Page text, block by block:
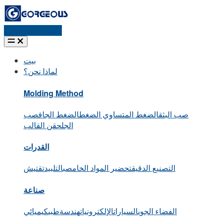
بيت
لماذا نحن؟
Molding Method
صب البثقالضغط المتساوي الضغطالضغط الجافصب
الجلحقن القالب
القدرات
التصنيع الدقيقتحضير المواد الخامصبالتلبيدتقتيش
صناعة
الفضاء الجويالسياراتالإلكترونياتهندسةطبيكيميائي